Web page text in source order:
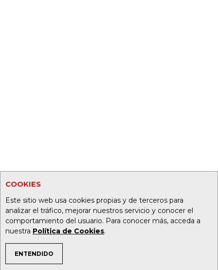
COOKIES
Este sitio web usa cookies propias y de terceros para
analizar el tráfico, mejorar nuestros servicio y conocer el
comportamiento del usuario. Para conocer más, acceda a
nuestra Política de Cookies.
ENTENDIDO
TEMAS DE INTERÉS